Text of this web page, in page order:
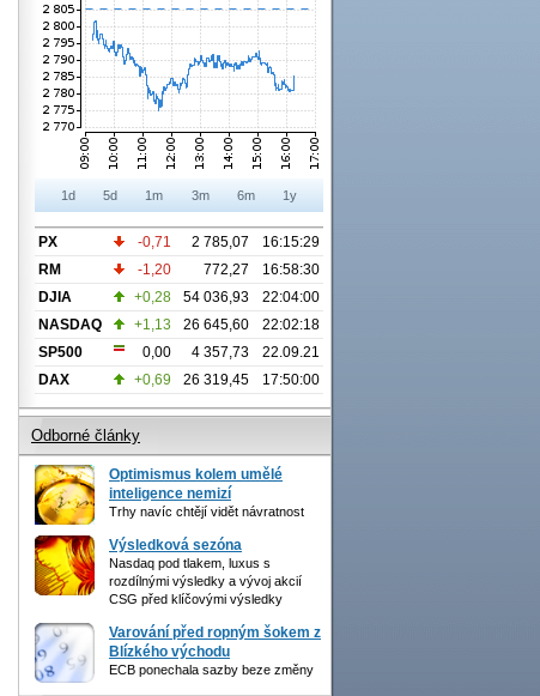
1d 5d 1m 3m 6m 1y
PX -0,71 2 785,07
16:15:29
RM
-1,20 772,27
16:58:30
DJIA
+0,28 54 036,93
22:04:00
NASDAQ
+1,13 26 645,60
22:02:18
SP500
0,00 4 357,73
22.09.21
DAX
+0,69 26 319,45 17:50:00
Odborné články
Optimismus kolem umělé
inteligence nemizí
Trhy navíc chtějí vidět návratnost
Výsledková sezóna
Nasdaq pod tlakem, luxus s
rozdílnými výsledky a vývoj akcií
CSG před klíčovými výsledky
Varování před ropným šokem z
Blízkého východu
ECB ponechala sazby beze změny